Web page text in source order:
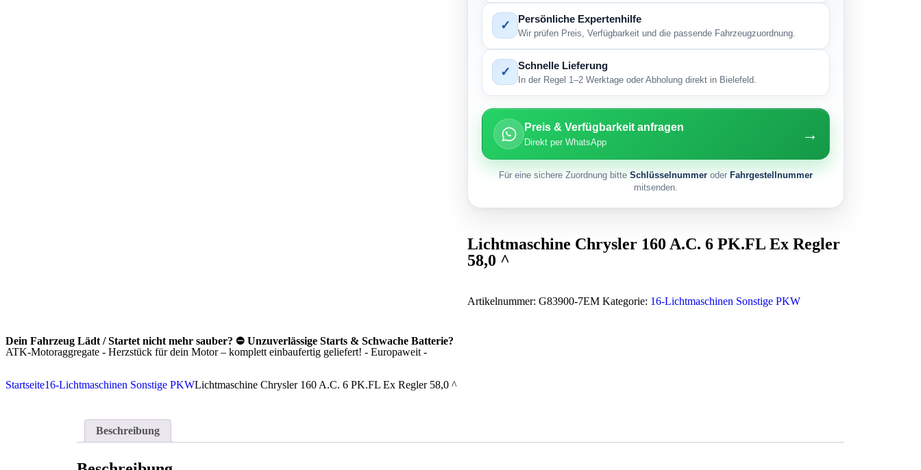
✓ Persönliche Expertenhilfe
Wir prüfen Preis, Verfügbarkeit und die passende Fahrzeugzuordnung.
✓ Schnelle Lieferung
In der Regel 1–2 Werktage oder Abholung direkt in Bielefeld.
Preis & Verfügbarkeit anfragen
Direkt per WhatsApp →
Für eine sichere Zuordnung bitte Schlüsselnummer oder Fahrgestellnummer
mitsenden.
Lichtmaschine Chrysler 160 A.C. 6 PK.FL Ex Regler
58,0 ^
Artikelnummer: G83900-7EM Kategorie: 16-Lichtmaschinen Sonstige PKW
Dein Fahrzeug Lädt / Startet nicht mehr sauber? ⛔ Unzuverlässige Starts & Schwache Batterie?
ATK-Motoraggregate - Herzstück für dein Motor – komplett einbaufertig geliefert! - Europaweit -
Startseite16-Lichtmaschinen Sonstige PKWLichtmaschine Chrysler 160 A.C. 6 PK.FL Ex Regler 58,0 ^
Beschreibung